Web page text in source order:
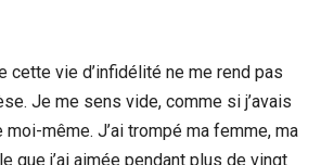
cette vie d’infidélité ne me rend pas
Je me sens vide, comme si j’avais
même. J’ai trompé ma femme, ma
que j’ai aimée pendant plus de vingt